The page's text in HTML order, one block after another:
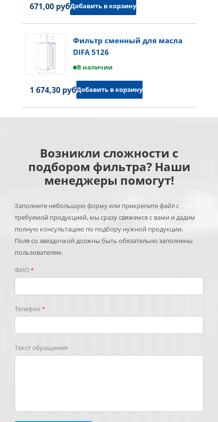
671,00 руб.Добавить в корзину
Фильтр сменный для масла
DIFA 5126
В наличии
1 674,30 руб.Добавить в корзину
Возникли сложности с
подбором фильтра? Наши
менеджеры помогут!
Заполните небольшую форму или прикрепите файл с
требуемой продукцией, мы сразу свяжемся с вами и дадим
полную консультацию по подбору нужной продукции.
Поля со звездочкой должны быть обязательно заполнены
пользователем.
ФИО*
Телефон *
Текст обращения